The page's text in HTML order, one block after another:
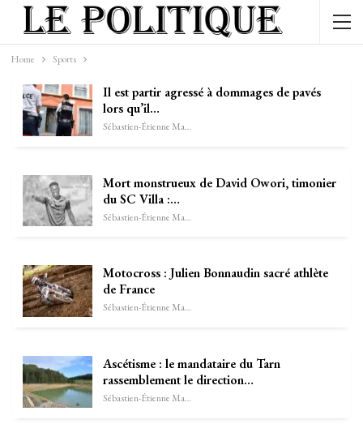
Home Sports
Il est partir agressé à dommages de pavés
lors qu’il…
Sébastien-Étienne Marechal
Mort monstrueux de David Owori, timonier
du SC Villa :…
Sébastien-Étienne Marechal
Motocross : Julien Bonnaudin sacré athlète
de France
Sébastien-Étienne Marechal
Ascétisme : le mandataire du Tarn
rassemblement le direction…
Sébastien-Étienne Marechal